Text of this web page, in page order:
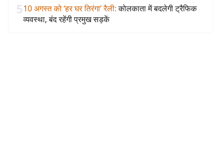
510 अगस्त को ‘हर घर तिरंगा’ रैली: कोलकाता में बदलेगी ट्रैफिक
व्यवस्था, बंद रहेंगी प्रमुख सड़कें